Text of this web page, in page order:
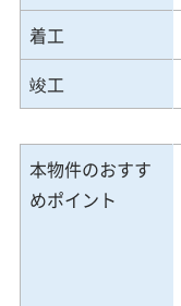
着工
竣工
本物件のおすす
めポイント